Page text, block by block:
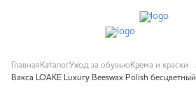
Главная КаталогУход за обувью Крема и краски
Вакса LOAKE Luxury Beeswax Polish бесцветный